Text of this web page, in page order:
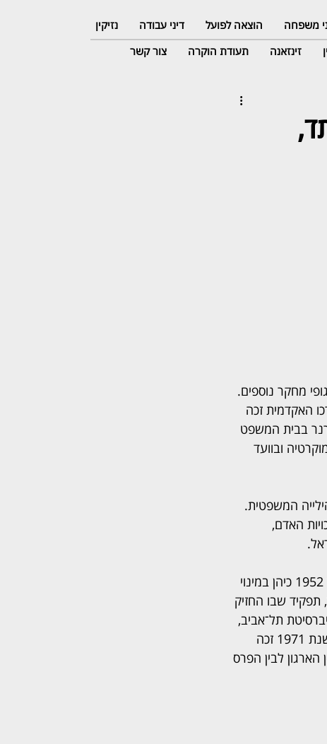
משפחה הוצאה לפועל דיני עבודה
נזיקין
זינזאנה תעודת הוקרה צור קשר
מחקר נוספים.
האקדמית זכה
בבית המשפט
ובוועד
המשפטית.
האדם,
הפרס נקרא על שמו של השופט זאב צלטנר, מראשוני מערכת המשפט בישראל. בשנת 1952 כיהן במינוי
שבו החזיק
תל־אביב,
לימד גם באוניברסיטה העברית, פרסם ספרים משפטיים ועמד בראש ועדות ציבוריות. בשנת 1971 זכה
בין הארגון לבין הפרס